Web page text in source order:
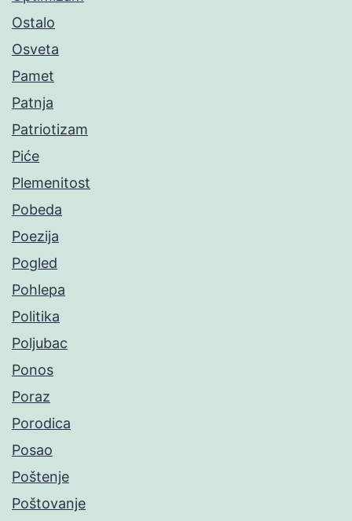
Ostalo
Osveta
Pamet
Patnja
Patriotizam
Piće
Plemenitost
Pobeda
Poezija
Pogled
Pohlepa
Politika
Poljubac
Ponos
Poraz
Porodica
Posao
Poštenje
Poštovanje